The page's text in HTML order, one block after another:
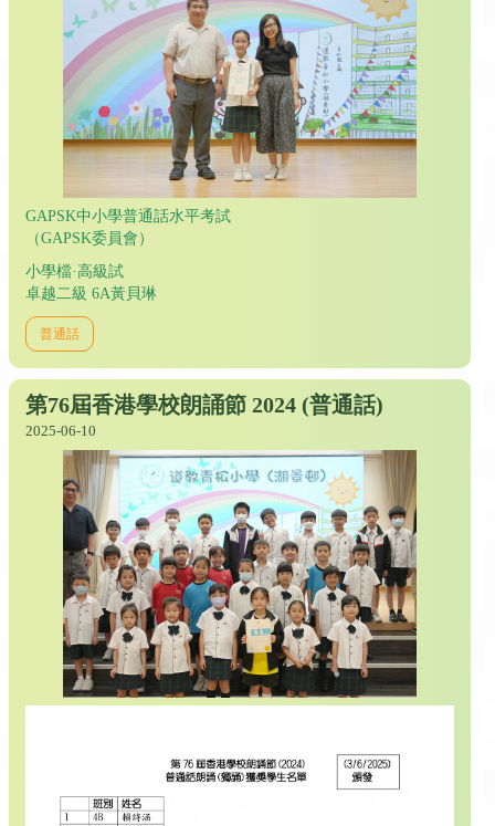
GAPSK中小學普通話水平考試
（GAPSK委員會）
小學檔·高級試
卓越二級 6A黃貝琳
普通話
第76屆香港學校朗誦節 2024 (普通話)
2025-06-10